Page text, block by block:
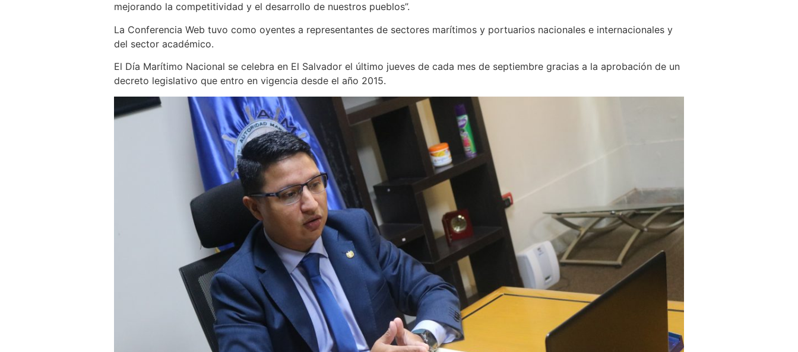
mejorando la competitividad y el desarrollo de nuestros pueblos”.
La Conferencia Web tuvo como oyentes a representantes de sectores marítimos y portuarios nacionales e internacionales y
del sector académico.
El Día Marítimo Nacional se celebra en El Salvador el último jueves de cada mes de septiembre gracias a la aprobación de un
decreto legislativo que entro en vigencia desde el año 2015.